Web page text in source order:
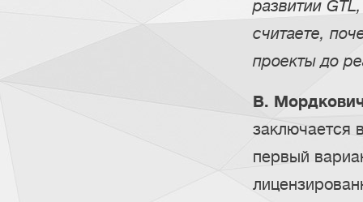
развитии
считаете,
проекты до
В.
заключается
первый